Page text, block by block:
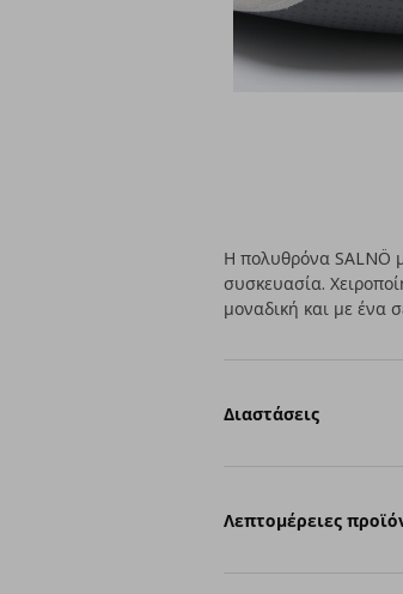
Η πολυθρόνα SALNÖ
συσκευασία.
μοναδική και με ένα
Διαστάσεις
Λεπτομέρειες